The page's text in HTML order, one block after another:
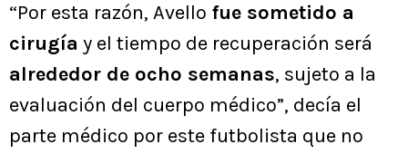
“Por esta razón, Avello fue sometido a
cirugía y el tiempo de recuperación será
alrededor de ocho semanas, sujeto a la
evaluación del cuerpo médico”, decía el
parte médico por este futbolista que no